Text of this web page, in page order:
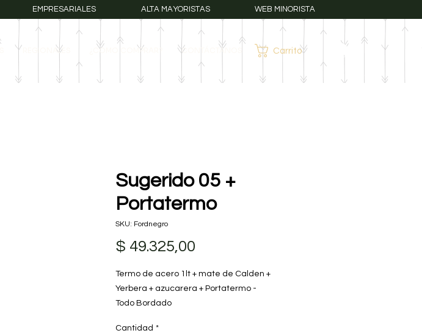
EMPRESARIALES ALTA MAYORISTAS WEB MINORISTA
REGIONALES ¿COMO COMPRAR? CONTÁCTANOS Carrito Iniciar sesión
Sugerido 05 +
Portatermo
SKU: Fordnegro
$ 49.325,00
Termo de acero 1lt + mate de Calden +
Yerbera + azucarera + Portatermo -
Todo Bordado
Cantidad *